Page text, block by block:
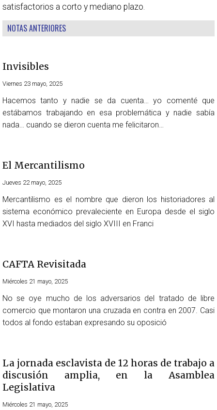
satisfactorios a corto y mediano plazo.
NOTAS ANTERIORES
Invisibles
Viernes 23 mayo, 2025
Hacemos tanto y nadie se da cuenta… yo comenté que
estábamos trabajando en esa problemática y nadie sabía
nada… cuando se dieron cuenta me felicitaron…
El Mercantilismo
Jueves 22 mayo, 2025
Mercantilismo es el nombre que dieron los historiadores al
sistema económico prevaleciente en Europa desde el siglo
XVI hasta mediados del siglo XVIII en Franci
CAFTA Revisitada
Miércoles 21 mayo, 2025
No se oye mucho de los adversarios del tratado de libre
comercio que montaron una cruzada en contra en 2007. Casi
todos al fondo estaban expresando su oposició
La jornada esclavista de 12 horas de trabajo a
discusión amplia, en la Asamblea
Legislativa
Miércoles 21 mayo, 2025